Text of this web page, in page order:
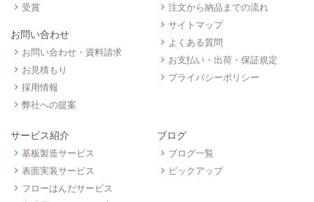
keyboard_arrow_right 受賞
お問い合わせ
keyboard_arrow_right お問い合わせ・資料請求
keyboard_arrow_right お見積もり
keyboard_arrow_right 採用情報
keyboard_arrow_right 弊社への提案
keyboard_arrow_right 注文から納品までの流れ
keyboard_arrow_right サイトマップ
keyboard_arrow_right よくある質問
keyboard_arrow_right お支払い・出荷・保証規定
keyboard_arrow_right プライバシーポリシー
サービス紹介
keyboard_arrow_right 基板製造サービス
keyboard_arrow_right 表面実装サービス
keyboard_arrow_right フローはんだサービス
ブログ
keyboard_arrow_right ブログ一覧
keyboard_arrow_right ピックアップ